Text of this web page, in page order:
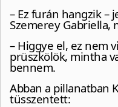
– Ez furán hangzik –
Szemerey Gabriella,
– Higgye el, ez nem
prüszkölök, mintha
bennem.
Abban a pillanatban
tüsszentett: